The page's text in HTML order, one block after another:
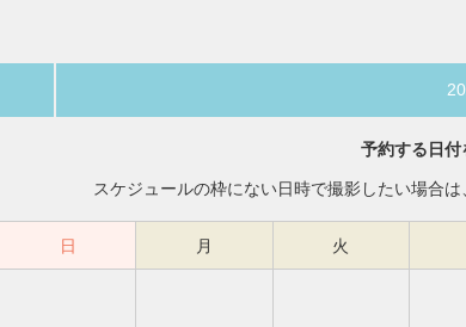
予約する日
スケジュールの枠にない日時で撮影したい場合は
日 月 火